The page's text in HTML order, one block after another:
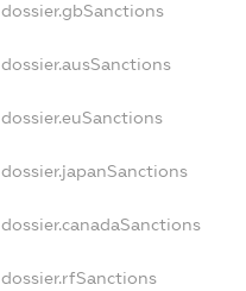
dossier.gbSanctions
dossier.ausSanctions
dossier.euSanctions
dossier.japanSanctions
dossier.canadaSanctions
dossier.rfSanctions